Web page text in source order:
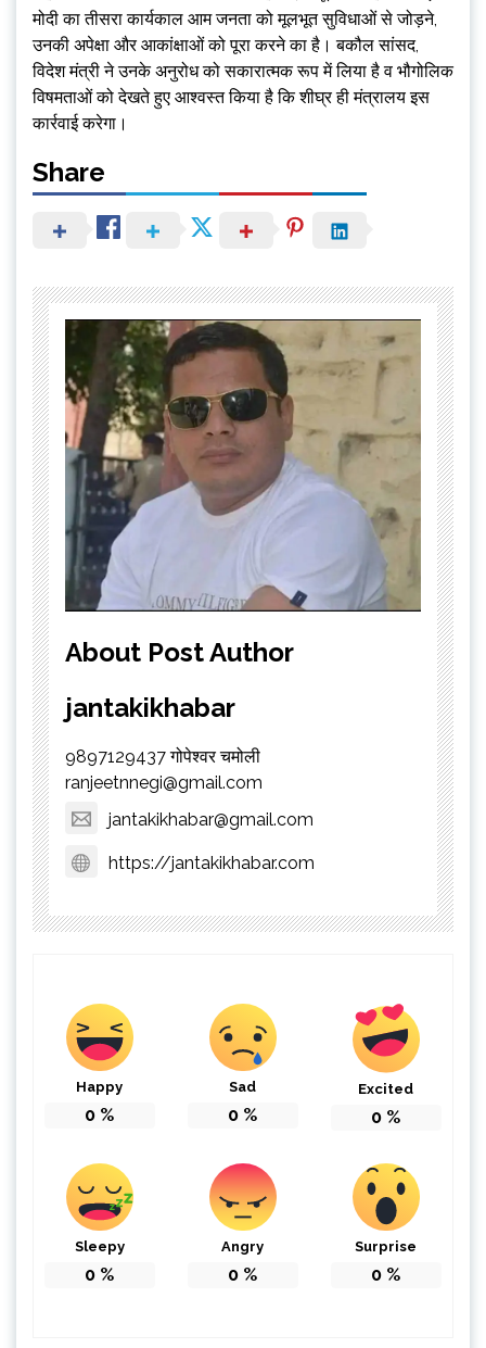
मोदी का तीसरा कार्यकाल आम जनता को मूलभूत सुविधाओं से जोड़ने,
उनकी अपेक्षा और आकांक्षाओं को पूरा करने का है। बकौल सांसद,
विदेश मंत्री ने उनके अनुरोध को सकारात्मक रूप में लिया है व भौगोलिक
विषमताओं को देखते हुए आश्वस्त किया है कि शीघ्र ही मंत्रालय इस
कार्रवाई करेगा।
Share
About Post Author
jantakikhabar
9897129437 गोपेश्वर चमोली
ranjeetnnegi@gmail.com
jantakikhabar@gmail.com
https://jantakikhabar.com
Happy
0 %
Sad
0 %
Excited
0 %
Sleepy
0 %
Angry
0 %
Surprise
0 %